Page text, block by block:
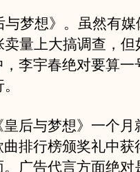
梦想》。虽然有媒
量上大搞调查，
李宇春绝对要算一
与梦想》一个月
排行榜颁奖礼中获
广告代言方面绝对